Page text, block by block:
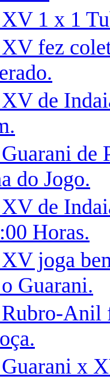
1 x 1
fez
de
de
do Jogo.
de
Horas.
joga
Guarani.
Anil
x